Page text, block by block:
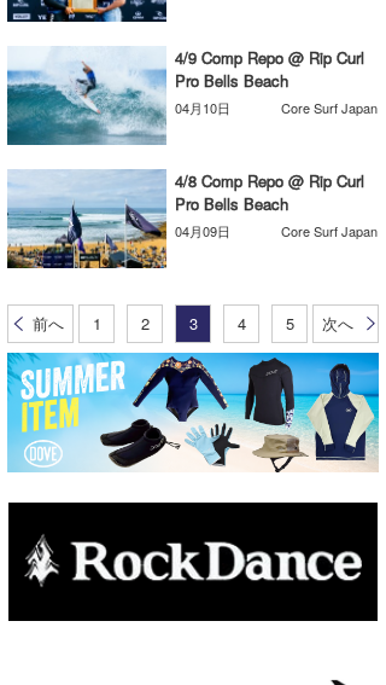
4/9 Comp Repo @ Rip Curl
Pro Bells Beach
04月10日 Core Surf Japan
4/8 Comp Repo @ Rip Curl
Pro Bells Beach
04月09日 Core Surf Japan
前へ 1 2 3 4 5 次へ